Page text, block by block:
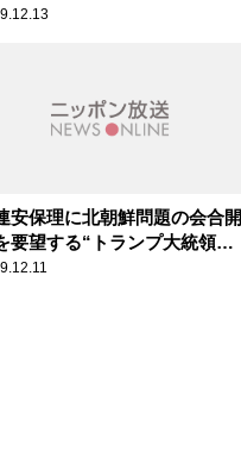
安保理に北朝鮮問題の会合開
要望する“トランプ大統領の
”